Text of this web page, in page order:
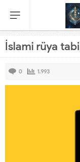
İslami rüya
0 1.993